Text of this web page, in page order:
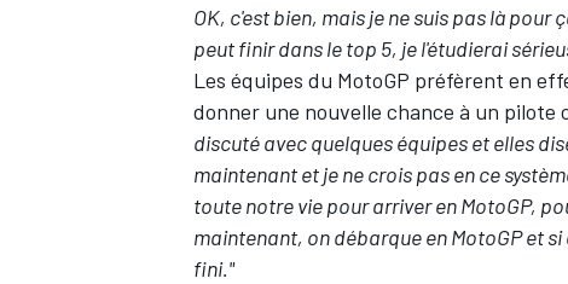
OK, c'est bien, mais je ne suis pas là
peut finir dans le top 5, je l'étudierai
Les équipes du MotoGP préfèrent en
donner une nouvelle chance à un pilote
discuté avec quelques équipes et elles
maintenant et je ne crois pas en ce
toute notre vie pour arriver en MotoGP,
maintenant, on débarque en MotoGP et
fini."